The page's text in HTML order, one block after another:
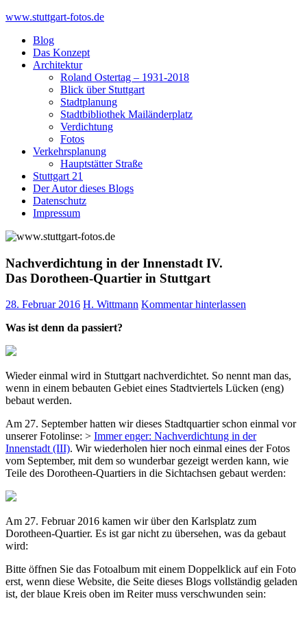
Skip
content
www.stuttgart-fotos.de
Blog
Das Konzept
Architektur
Roland Ostertag – 1931-2018
Blick über Stuttgart
Stadtplanung
Stadtbibliothek Mailänderplatz
Verdichtung
Fotos
Verkehrsplanung
Hauptstätter Straße
Stuttgart 21
Der Autor dieses Blogs
Datenschutz
Impressum
Nachverdichtung in der Innenstadt IV.
Das Dorotheen-Quartier in Stuttgart
28. Februar 2016 H. Wittmann Kommentar hinterlassen
Was ist denn da passiert?
Wieder einmal wird in Stuttgart nachverdichtet. So nennt man das,
wenn in einem bebauten Gebiet eines Stadtviertels Lücken (eng)
bebaut werden.
Am 27. September hatten wir dieses Stadtquartier schon einmal vor
unserer Fotolinse: > Immer enger: Nachverdichtung in der
Innenstadt (III). Wir wiederholen hier noch einmal eines der Fotos
vom September, mit dem so wunderbar gezeigt werden kann, wie
Teile des Dorotheen-Quartiers in die Sichtachsen gebaut werden:
Am 27. Februar 2016 kamen wir über den Karlsplatz zum
Dorotheen-Quartier. Es ist gar nicht zu übersehen, was da gebaut
wird:
Bitte öffnen Sie das Fotoalbum mit einem Doppelklick auf ein Foto
erst, wenn diese Website, die Seite dieses Blogs vollständig geladen
ist, der blaue Kreis oben im Reiter muss verschwunden sein: